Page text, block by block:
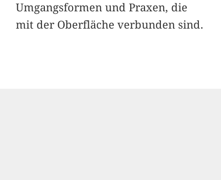
Umgangsformen und Praxen, die
mit der Oberfläche verbunden sind.